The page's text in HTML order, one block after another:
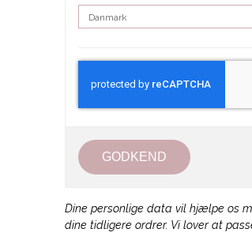
GODKEND
Dine personlige data vil hjælpe os
dine tidligere ordrer. Vi lover at